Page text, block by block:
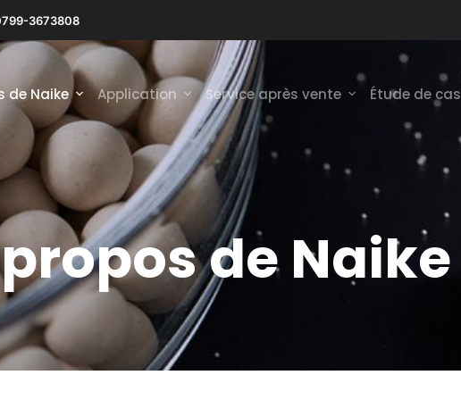
3673808
de Naike Application Service après vente Étude de cas
de Naike